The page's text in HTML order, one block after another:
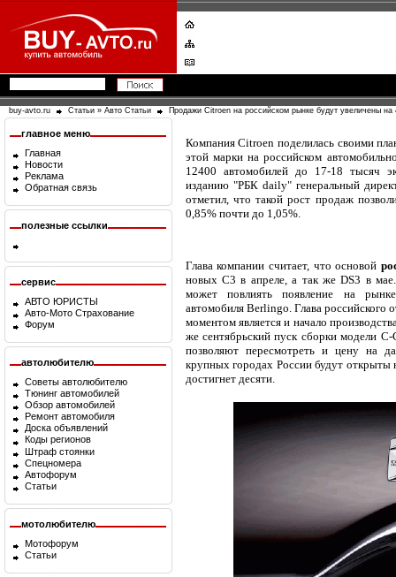
buy-avto.ru Статьи » Авто Статьи Продажи Citroen на российском рынке будут увеличены на
главное меню
Главная
Новости
Реклама
Обратная связь
полезные ссылки
сервис
АВТО ЮРИСТЫ
Авто-Мото Страхование
Форум
автолюбителю
Советы автолюбителю
Тюнинг автомобилей
Обзор автомобилей
Ремонт автомобиля
Доска объявлений
Коды регионов
Штраф стоянки
Спецномера
Автофорум
Статьи
мотолюбителю
Мотофорум
Статьи
Компания Citroen поделилась своими
этой марки на российском
12400 автомобилей до 17-18 тысяч
изданию "РБК daily" генеральный
отметил, что такой рост продаж
0,85% почти до 1,05%.
Глава компании считает, что основой
новых C3 в апреле, а так же DS3 в
может повлиять появление на
автомобиля Berlingo. Глава российского
моментом является и начало
же сентябрьский пуск сборки модели
позволяют пересмотреть и цену на
крупных городах России будут
достигнет десяти.